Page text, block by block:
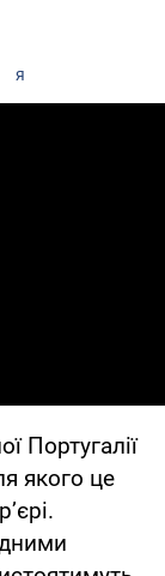
Португалії
якого це